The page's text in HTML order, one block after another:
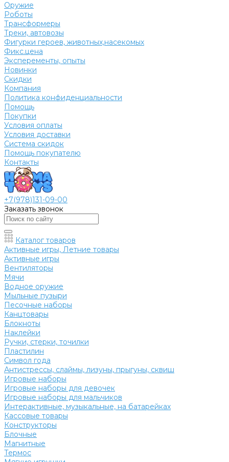
Оружие
Роботы
Трансформеры
Треки, автовозы
Фигурки героев, животных,насекомых
Фикс.цена
Эксперементы, опыты
Новинки
Скидки
Компания
Политика конфиденциальности
Помощь
Покупки
Условия оплаты
Условия доставки
Система скидок
Помощь покупателю
Контакты
+7(978)131-09-00
Заказать звонок
Каталог товаров
Активные игры, Летние товары
Активные игры
Вентиляторы
Мячи
Водное оружие
Мыльные пузыри
Песочные наборы
Канцтовары
Блокноты
Наклейки
Ручки, стерки, точилки
Пластилин
Символ года
Антистрессы, слаймы, лизуны, прыгуны, сквиш
Игровые наборы
Игровые наборы для девочек
Игровые наборы для мальчиков
Интерактивные, музыкальные, на батарейках
Кассовые товары
Конструкторы
Блочные
Магнитные
Термос